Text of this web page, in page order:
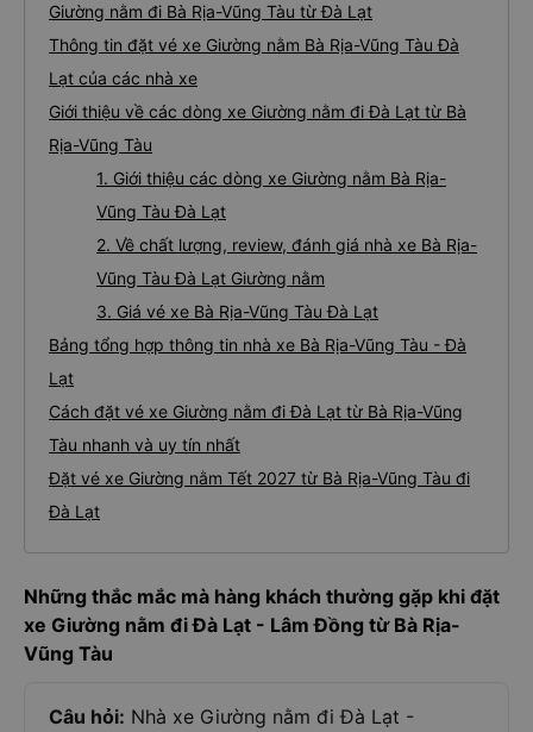
Giường nằm đi Bà Rịa-Vũng Tàu từ Đà Lạt
Thông tin đặt vé xe Giường nằm Bà Rịa-Vũng Tàu Đà
Lạt của các nhà xe
Giới thiệu về các dòng xe Giường nằm đi Đà Lạt từ Bà
Rịa-Vũng Tàu
1. Giới thiệu các dòng xe Giường nằm Bà Rịa-
Vũng Tàu Đà Lạt
2. Về chất lượng, review, đánh giá nhà xe Bà Rịa-
Vũng Tàu Đà Lạt Giường nằm
3. Giá vé xe Bà Rịa-Vũng Tàu Đà Lạt
Bảng tổng hợp thông tin nhà xe Bà Rịa-Vũng Tàu - Đà
Lạt
Cách đặt vé xe Giường nằm đi Đà Lạt từ Bà Rịa-Vũng
Tàu nhanh và uy tín nhất
Đặt vé xe Giường nằm Tết 2027 từ Bà Rịa-Vũng Tàu đi
Đà Lạt
Những thắc mắc mà hàng khách thường gặp khi đặt
xe Giường nằm đi Đà Lạt - Lâm Đồng từ Bà Rịa-
Vũng Tàu
Câu hỏi: Nhà xe Giường nằm đi Đà Lạt -